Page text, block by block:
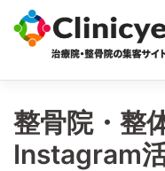
content
整骨院・整
Instagram